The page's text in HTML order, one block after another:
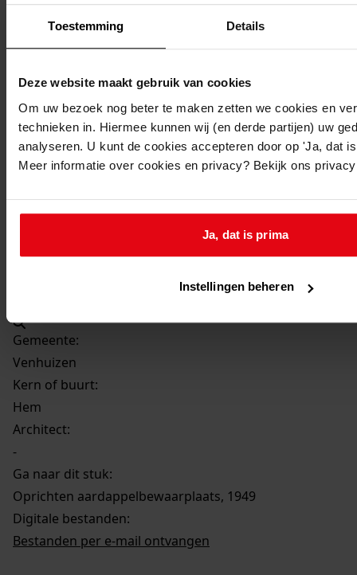
Toestemming Details
Deze website maakt gebruik van cookies
Om uw bezoek nog beter te maken zetten we cookies en
technieken in. Hiermee kunnen wij (en derde partijen) uw
analyseren. U kunt de cookies accepteren door op 'Ja, dat
Meer informatie over cookies en privacy? Bekijk ons
Ja, dat is prima
Instellingen beheren
Oprichten aardappelbewaarplaats
27-09-1949
Adres:
Hem, Marktweg -
Perceel:
Gemeente:
Venhuizen
Kern of buurt:
Hem
Architect:
-
Ga naar dit stuk:
Oprichten aardappelbewaarplaats, 1949
Digitale bestanden:
Bestanden per e-mail ontvangen